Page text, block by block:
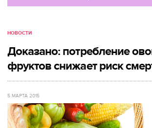
НОВОСТИ
Доказано: потребление
фруктов снижает риск
5 МАРТА 2015